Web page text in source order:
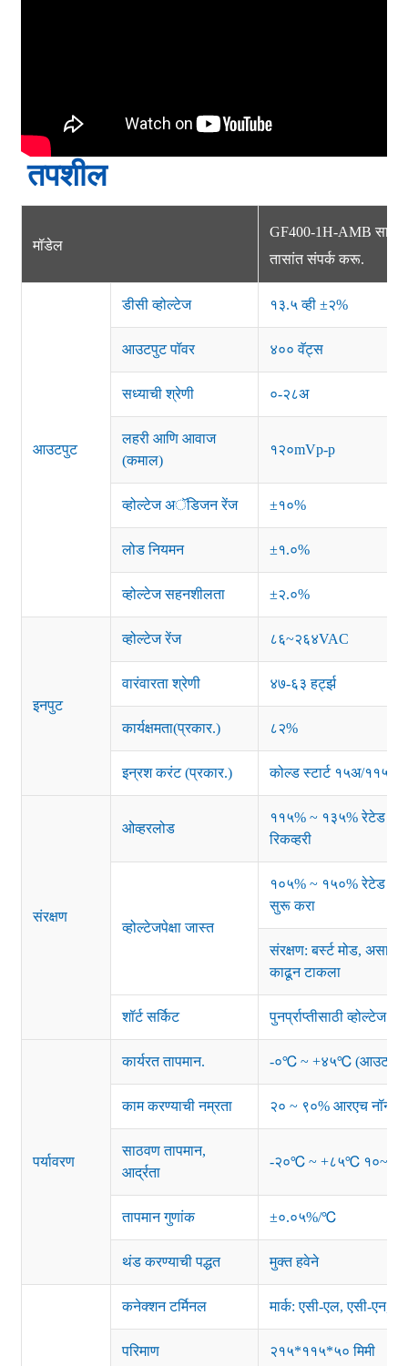
तपशील
मॉडेल
GF400-1H-AMB साठी
तासांत संपर्क करू.
आउटपुट
डीसी व्होल्टेज १३.५ व्ही ±२%
आउटपुट पॉवर ४०० वॅट्स
सध्याची श्रेणी ०-२८अ
लहरी आणि आवाज
(कमाल)
१२०mVp-p
व्होल्टेज अॅडिजन रेंज ±१०%
लोड नियमन ±१.०%
व्होल्टेज सहनशीलता ±२.०%
इनपुट
व्होल्टेज रेंज ८६~२६४VAC
वारंवारता श्रेणी ४७-६३ हर्ट्झ
कार्यक्षमता(प्रकार.) ८२%
इन्रश करंट (प्रकार.) कोल्ड स्टार्ट १५अ/
संरक्षण
ओव्हरलोड
११५% ~ १३५% रेटेड
रिकव्हरी
व्होल्टेजपेक्षा जास्त
१०५% ~ १५०% रेटेड
सुरू करा
संरक्षण: बर्स्ट मोड,
काढून टाकला
शॉर्ट सर्किट पुनर्प्राप्तीसाठी व्होल्टेज
पर्यावरण
कार्यरत तापमान. -०℃ ~ +४५℃ (आउटपुट
काम करण्याची नम्रता २० ~ ९०% आरएच नॉन-
साठवण तापमान,
आर्द्रता
-२०℃ ~ +८५℃
तापमान गुणांक ±०.०५%/℃
थंड करण्याची पद्धत मुक्त हवेने
कनेक्शन टर्मिनल मार्क: एसी-एल, एसी-एन,
परिमाण २१५*११५*५० मिमी